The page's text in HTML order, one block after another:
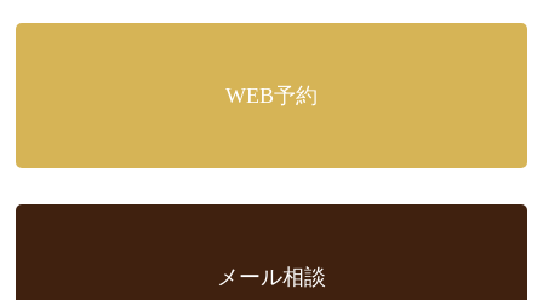
WEB予約
メール相談